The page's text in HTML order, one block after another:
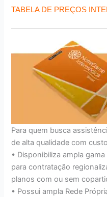
TABELA DE PREÇOS
Para quem busca
de alta qualidade com
• Disponibiliza ampla
para contratação
planos com ou sem
• Possui ampla Rede